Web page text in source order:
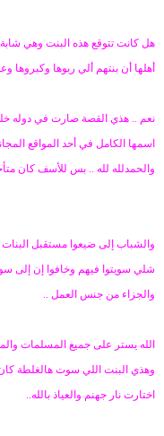
هل كانت تتوقع هذه البنت وهي
أهلها أن بنتهم ألي ربوها وكبروها
نعم .. هذي القصة صارت في دوله
اسمها الكامل في أحد المواقع
والحمدلله لله .. بس للأسف كان
والشباب إلى ضيعوا مستقبل
شلي سويتوا فيهم وخافوا إن إلى
والجزاء من جنس العمل ..
الله يستر على جميع المسلمات
وهذي البنت اللي سوت هالغلطة
اختارت نار جهنم والعياذ بالله..